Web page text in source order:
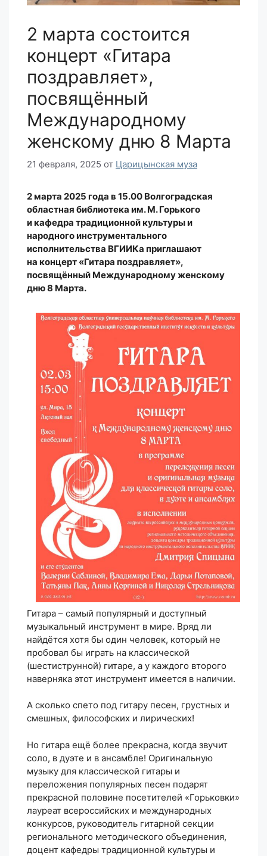
2 марта состоится
концерт «Гитара
поздравляет»,
посвящённый
Международному
женскому дню 8 Марта
21 февраля, 2025 от Царицынская муза
2 марта 2025 года в 15.00 Волгоградская
областная библиотека им. М. Горького
и кафедра традиционной культуры и
народного инструментального
исполнительства ВГИИКа приглашают
на концерт «Гитара поздравляет»,
посвящённый Международному женскому
дню 8 Марта.
Гитара – самый популярный и доступный
музыкальный инструмент в мире. Вряд ли
найдётся хотя бы один человек, который не
пробовал бы играть на классической
(шестиструнной) гитаре, а у каждого второго
наверняка этот инструмент имеется в наличии.
А сколько спето под гитару песен, грустных и
смешных, философских и лирических!
Но гитара ещё более прекрасна, когда звучит
соло, в дуэте и в ансамбле! Оригинальную
музыку для классической гитары и
переложения популярных песен подарят
прекрасной половине посетителей «Горьковки»
лауреат всероссийских и международных
конкурсов, руководитель гитарной секции
регионального методического объединения,
доцент кафедры традиционной культуры и